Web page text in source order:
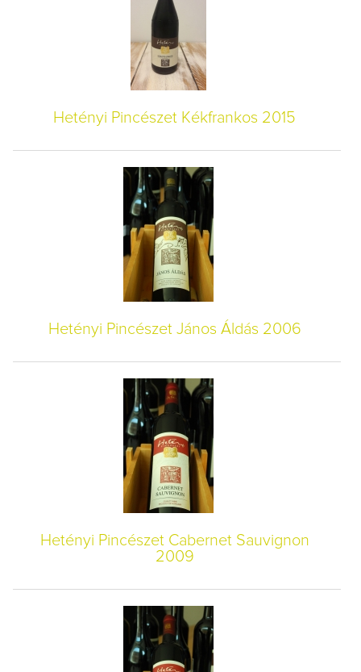
Hetényi Pincészet Kékfrankos 2015
Hetényi Pincészet János Áldás 2006
Hetényi Pincészet Cabernet Sauvignon
2009